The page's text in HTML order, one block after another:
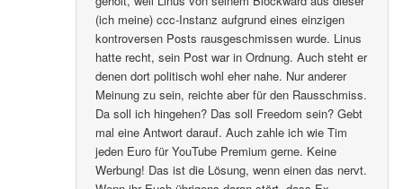
(ich meine) ccc-Instanz aufgrund eines einzigen
kontroversen Posts rausgeschmissen wurde. Linus
hatte recht, sein Post war in Ordnung. Auch steht er
denen dort politisch wohl eher nahe. Nur anderer
Meinung zu sein, reichte aber für den Rausschmiss.
Da soll ich hingehen? Das soll Freedom sein? Gebt
mal eine Antwort darauf. Auch zahle ich wie Tim
jeden Euro für YouTube Premium gerne. Keine
Werbung! Das ist die Lösung, wenn einen das nervt.